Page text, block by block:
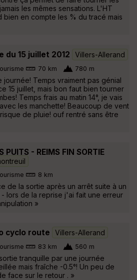
les mêmes sensations. L'HT
bien en compte les % du tracé mais
du 15 juillet 2012 Villers-Allerand
70 km 780 m
journée! Temps vraiment pas génial
15 juillet, mais bon faut bien tourner
Temps frais au matin 14°, je vais
les manchette! Beaucoup de vent
de pluie! ouf rentré sans être
PUITS - REIMS FIN SORTIE
8 km
de la sortie après un arrêt suite à un
lors de la reprise j'ai fait une erreur
»
cyclo route Villers-Allerand
83 km 560 m
tranquille par une journée
mais fraîche -0.5°! Un peu de
face sur le retour . »